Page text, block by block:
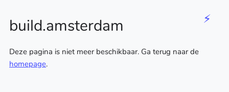
⚡
build.amsterdam
Deze pagina is niet meer beschikbaar. Ga terug naar de
homepage.